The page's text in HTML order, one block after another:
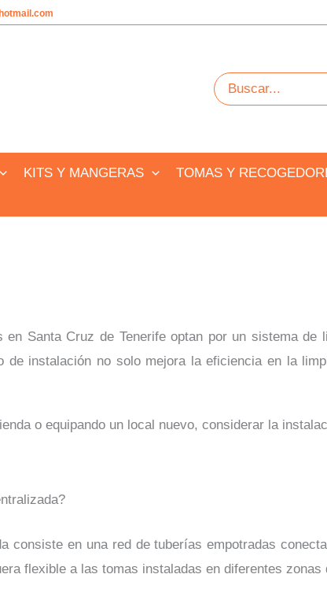
Buscar
por:
KITS Y MANGERAS TOMAS Y
Santa Cruz de Tenerife optan por un sistema
de instalación no solo mejora la eficiencia en la
o equipando un local nuevo, considerar la
consiste en una red de tuberías empotradas
flexible a las tomas instaladas en diferentes zonas